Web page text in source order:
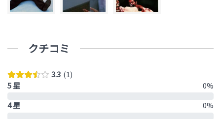
クチコミ
3.3 1
5 星
0%
4 星
0%